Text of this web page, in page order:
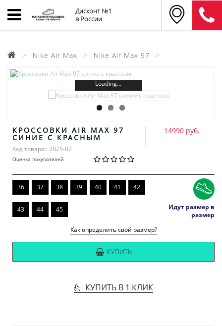
Дисконт №1
в России
Nike Air Max Nike Air Max 97
Loading...
КРОССОВКИ AIR MAX 97
СИНИЕ С КРАСНЫМ
Код товара:: 2025-02
Оценка покупателей
14990 руб.
36 37 38 39 40 41 42
43 44 45
Идут размер в
размер
Как определить свой размер?
КУПИТЬ
КУПИТЬ В 1 КЛИК